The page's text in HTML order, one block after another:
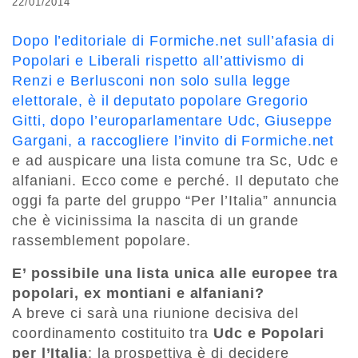
Dopo l’editoriale di Formiche.net sull’afasia di
Popolari e Liberali rispetto all’attivismo di
Renzi e Berlusconi non solo sulla legge
elettorale, è il deputato popolare Gregorio
Gitti, dopo l’europarlamentare Udc, Giuseppe
Gargani, a raccogliere l’invito di Formiche.net
e ad auspicare una lista comune tra Sc, Udc e
alfaniani. Ecco come e perché. Il deputato che
oggi fa parte del gruppo “Per l’Italia” annuncia
che è vicinissima la nascita di un grande
rassemblement popolare.
E’ possibile una lista unica alle europee tra
popolari, ex montiani e alfaniani?
A breve ci sarà una riunione decisiva del
coordinamento costituito tra Udc e Popolari
per l’Italia: la prospettiva è di decidere